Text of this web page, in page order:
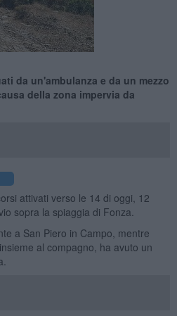
da un'ambulanza e da un mezzo
della zona impervia da
attivati verso le 14 di oggi, 12
sopra la spiaggia di Fonza.
a San Piero in Campo, mentre
al compagno, ha avuto un